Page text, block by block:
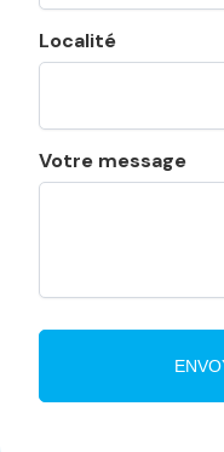
Localité
Votre message